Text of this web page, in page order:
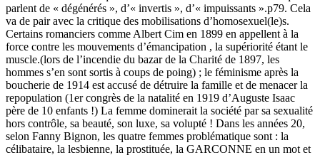
parlent de « dégénérés », d’« invertis », d’« impuissants ».p79. Cela
va de pair avec la critique des mobilisations d’homosexuel(le)s.
Certains romanciers comme Albert Cim en 1899 en appellent à la
force contre les mouvements d’émancipation , la supériorité étant le
muscle.(lors de l’incendie du bazar de la Charité de 1897, les
hommes s’en sont sortis à coups de poing) ; le féminisme après la
boucherie de 1914 est accusé de détruire la famille et de menacer la
repopulation (1er congrès de la natalité en 1919 d’Auguste Isaac
père de 10 enfants !) La femme dominerait la société par sa sexualité
hors contrôle, sa beauté, son luxe, sa volupté ! Dans les années 20,
selon Fanny Bignon, les quatre femmes problématique sont : la
célibataire, la lesbienne, la prostituée, la GARCONNE en un mot et